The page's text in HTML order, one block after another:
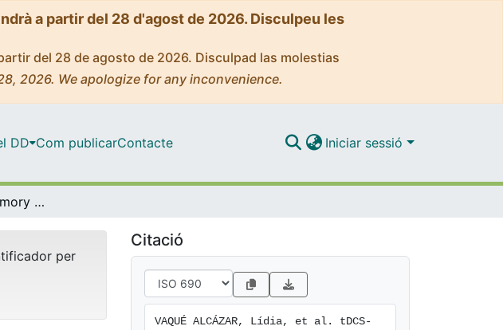
a partir del 28 d'agost de 2026. Disculpeu les
del 28 de agosto de 2026. Disculpad las molestias
2026. We apologize for any inconvenience.
DD Com publicarContacte Iniciar sessió
tDCS-Induced Memory Reconsolidation Effects and Its Associations With Structural and Functional MRI Substrates in Subjective Cognitive Decline
per
Citació
VAQUÉ ALCÁZAR, Lídia, et al. tDCS-